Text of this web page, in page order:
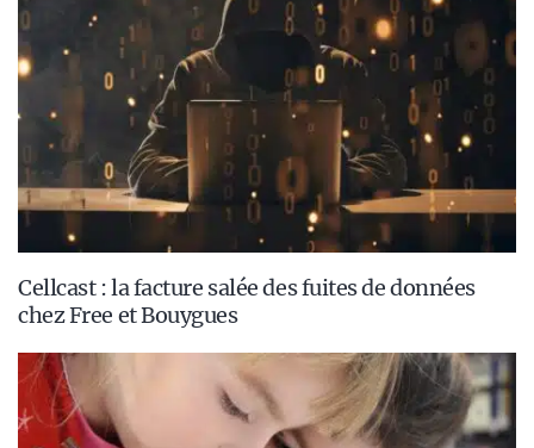
Cellcast : la facture salée des fuites de données
chez Free et Bouygues